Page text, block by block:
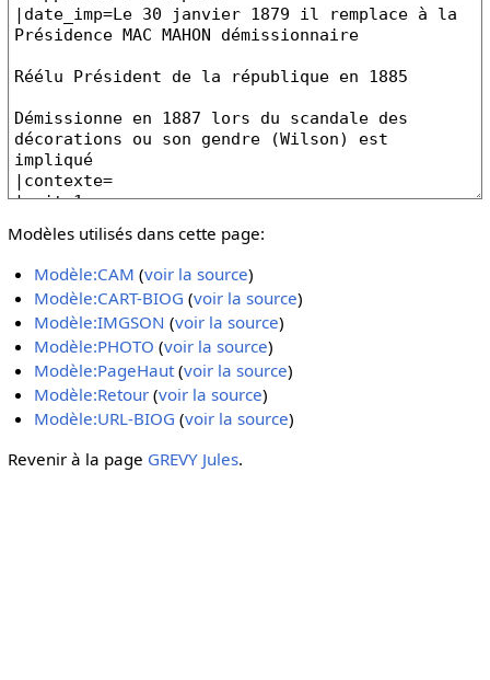
Modèles utilisés dans cette page:
Modèle:CAM (voir la source)
Modèle:CART-BIOG (voir la source)
Modèle:IMGSON (voir la source)
Modèle:PHOTO (voir la source)
Modèle:PageHaut(voir la source)
Modèle:Retour (voir la source)
Modèle:URL-BIOG (voir la source)
Revenir à la page GREVY Jules.